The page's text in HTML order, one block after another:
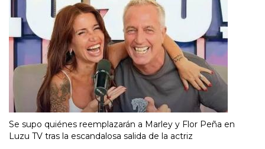
Se supo quiénes reemplazarán a Marley y Flor Peña en
Luzu TV tras la escandalosa salida de la actriz